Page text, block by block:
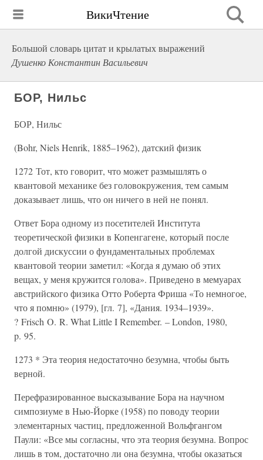
ВикиЧтение
Большой словарь цитат и крылатых выражений
Душенко Константин Васильевич
БОР, Нильс
БОР, Нильс
(Bohr, Niels Henrik, 1885–1962), датский физик
1272 Тот, кто говорит, что может размышлять о
квантовой механике без головокружения, тем самым
доказывает лишь, что он ничего в ней не понял.
Ответ Бора одному из посетителей Института
теоретической физики в Копенгагене, который после
долгой дискуссии о фундаментальных проблемах
квантовой теории заметил: «Когда я думаю об этих
вещах, у меня кружится голова». Приведено в мемуарах
австрийского физика Отто Роберта Фриша «То немногое,
что я помню» (1979), [гл. 7], «Дания. 1934–1939».
? Frisch O. R. What Little I Remember. – London, 1980,
p. 95.
1273 * Эта теория недостаточно безумна, чтобы быть
верной.
Перефразированное высказывание Бора на научном
симпозиуме в Нью-Йорке (1958) по поводу теории
элементарных частиц, предложенной Вольфгангом
Паули: «Все мы согласны, что эта теория безумна. Вопрос
лишь в том, достаточно ли она безумна, чтобы оказаться